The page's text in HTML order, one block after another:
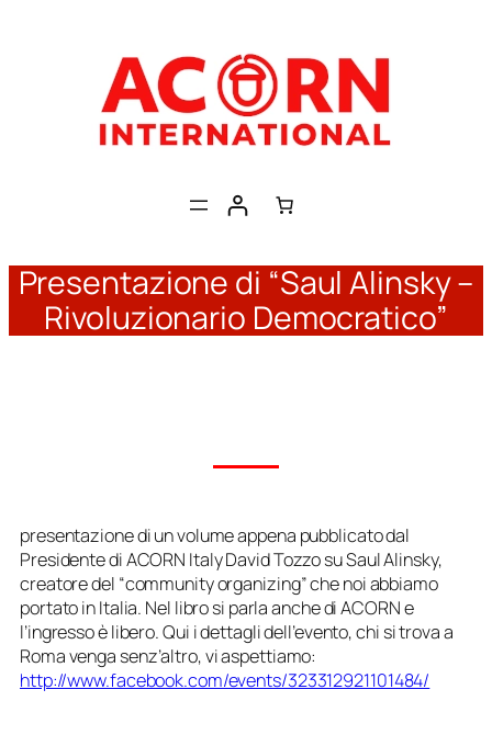
Presentazione di “Saul Alinsky –
Rivoluzionario Democratico”
presentazione di un volume appena pubblicato dal
Presidente di ACORN Italy David Tozzo su Saul Alinsky,
creatore del “community organizing” che noi abbiamo
portato in Italia. Nel libro si parla anche di ACORN e
l’ingresso è libero. Qui i dettagli dell’evento, chi si trova a
Roma venga senz’altro, vi aspettiamo:
http://www.facebook.com/events/323312921101484/